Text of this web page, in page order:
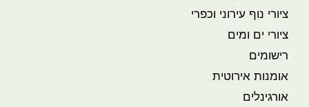
ציורי נוף עירוני וכפרי
ציורי ים ומים
רישומים
אומנות אירוטית
אורגינלים